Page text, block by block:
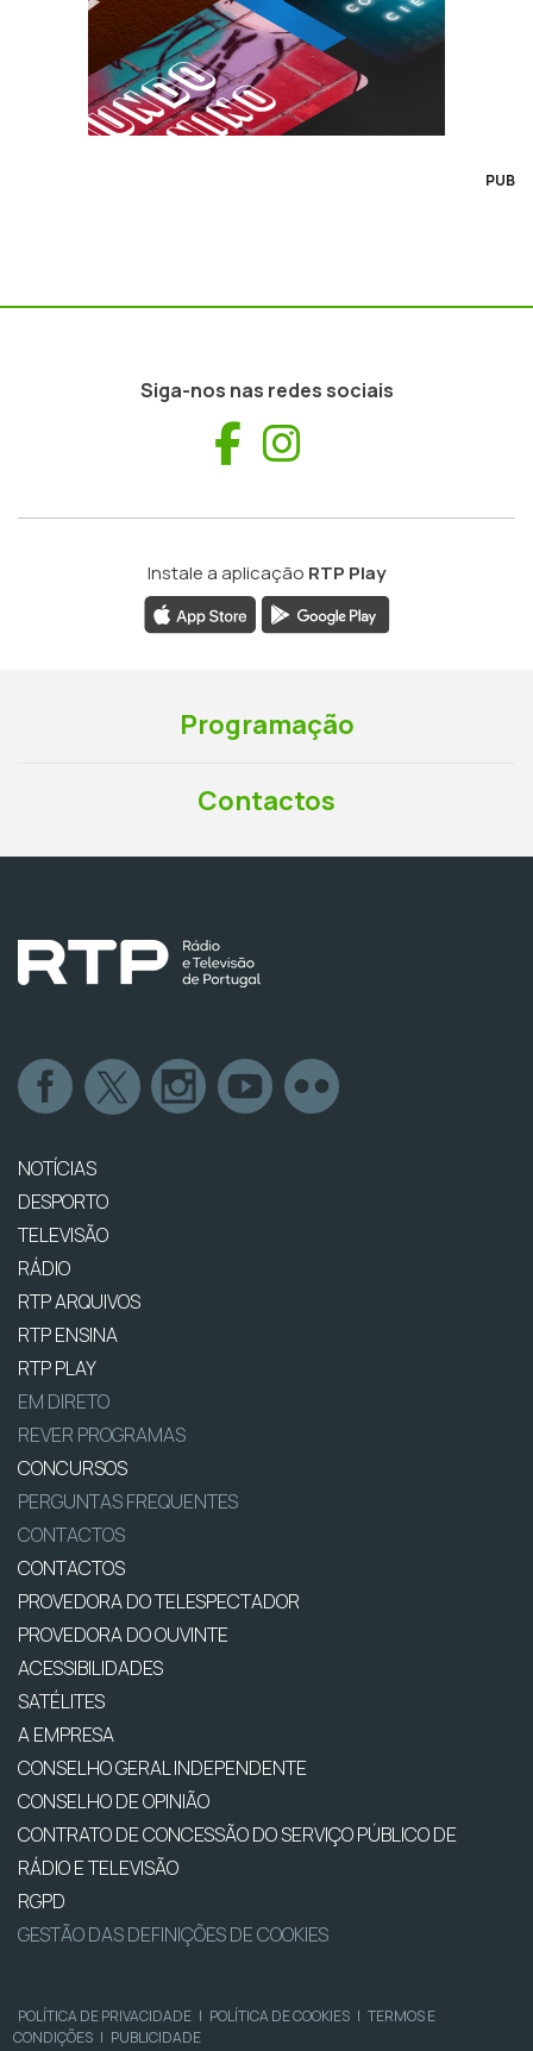
PUB
Siga-nos nas redes sociais
Facebook
Instale a aplicação RTP Play
Programação
Contactos
NOTÍCIAS
DESPORTO
TELEVISÃO
RÁDIO
RTP ARQUIVOS
RTP ENSINA
RTP PLAY
EM DIRETO
REVER PROGRAMAS
CONCURSOS
PERGUNTAS FREQUENTES
CONTACTOS
CONTACTOS
PROVEDORA DO TELESPECTADOR
PROVEDORA DO OUVINTE
ACESSIBILIDADES
SATÉLITES
A EMPRESA
CONSELHO GERAL INDEPENDENTE
CONSELHO DE OPINIÃO
CONTRATO DE CONCESSÃO DO SERVIÇO PÚBLICO DE
RÁDIO E TELEVISÃO
RGPD
GESTÃO DAS DEFINIÇÕES DE COOKIES
POLÍTICA DE PRIVACIDADE | POLÍTICA DE COOKIES | TERMOS E
CONDIÇÕES | PUBLICIDADE